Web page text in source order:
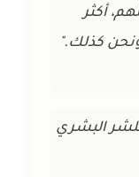
أكثر
كذلك."
البشري